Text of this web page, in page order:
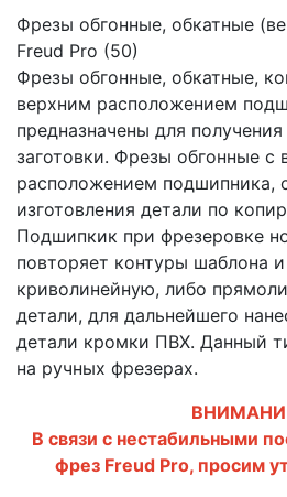
Фрезы обгонные, обкатные
Freud Pro (50)
Фрезы обгонные, обкатные,
верхним расположением
предназначены для
заготовки. Фрезы обгонные с
расположением подшипника,
изготовления детали по
Подшипкик при фрезеровке
повторяет контуры шаблона
криволинейную, либо
детали, для дальнейшего
детали кромки ПВХ. Данный
на ручных фрезерах.
В связи с нестабильными
фрез Freud Pro, просим